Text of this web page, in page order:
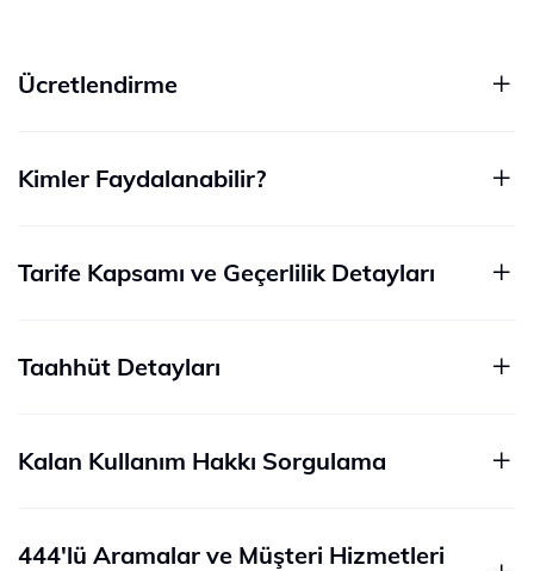
Ücretlendirme
Kimler Faydalanabilir?
Tarife Kapsamı ve Geçerlilik Detayları​
Taahhüt Detayları
Kalan Kullanım Hakkı Sorgulama
444'lü Aramalar ve Müşteri Hizmetleri